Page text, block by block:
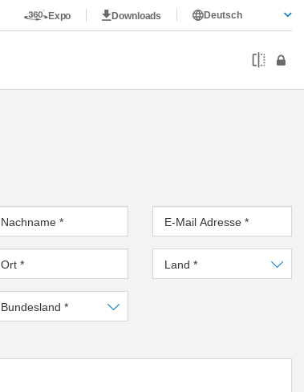
Expo Downloads Deutsch
Nachname * E-Mail Adresse *
Ort * Land *
Bundesland *